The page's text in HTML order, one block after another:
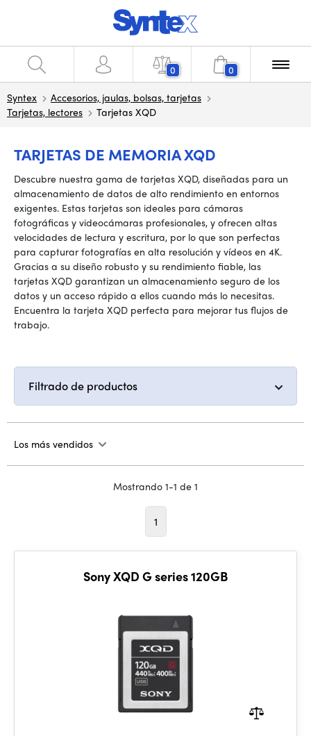
0 0
Syntex
Accesorios, jaulas, bolsas, tarjetas
Tarjetas, lectores
Tarjetas XQD
TARJETAS DE MEMORIA XQD
Descubre nuestra gama de tarjetas XQD, diseñadas para un
almacenamiento de datos de alto rendimiento en entornos
exigentes. Estas tarjetas son ideales para cámaras
fotográficas y videocámaras profesionales, y ofrecen altas
velocidades de lectura y escritura, por lo que son perfectas
para capturar fotografías en alta resolución y vídeos en 4K.
Gracias a su diseño robusto y su rendimiento fiable, las
tarjetas XQD garantizan un almacenamiento seguro de los
datos y un acceso rápido a ellos cuando más lo necesitas.
Encuentra la tarjeta XQD perfecta para mejorar tus flujos de
trabajo.
Filtrado de productos
Los más vendidos
Mostrando 1-1 de 1
1
Sony XQD G series 120GB